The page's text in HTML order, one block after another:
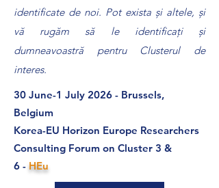
identificate de noi. Pot exista și altele, și
vă rugăm să le identificați și
dumneavoastră pentru Clusterul de
interes.
30 June-1 July 2026 - Brussels,
Belgium
Korea-EU Horizon Europe Researchers
Consulting Forum on Cluster 3 &
6 - HEu